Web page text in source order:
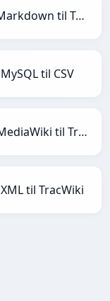
Markdown til TracWiki
MySQL til CSV
MediaWiki til TracWiki
XML til TracWiki